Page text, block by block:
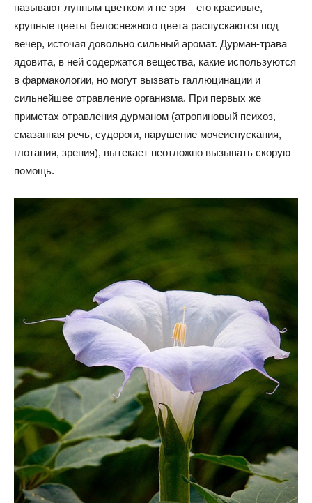
называют лунным цветком и не зря – его красивые,
крупные цветы белоснежного цвета распускаются под
вечер, источая довольно сильный аромат. Дурман-трава
ядовита, в ней содержатся вещества, какие используются
в фармакологии, но могут вызвать галлюцинации и
сильнейшее отравление организма. При первых же
приметах отравления дурманом (атропиновый психоз,
смазанная речь, судороги, нарушение мочеиспускания,
глотания, зрения), вытекает неотложно вызывать скорую
помощь.